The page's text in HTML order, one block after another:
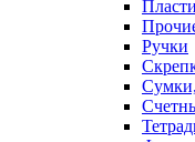
Ручки